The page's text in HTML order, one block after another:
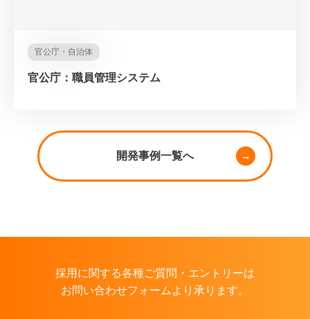
官公庁・自治体
官公庁：職員管理システム
開発事例一覧へ
採用に関する各種ご質問・エントリーは
お問い合わせフォームより承ります。